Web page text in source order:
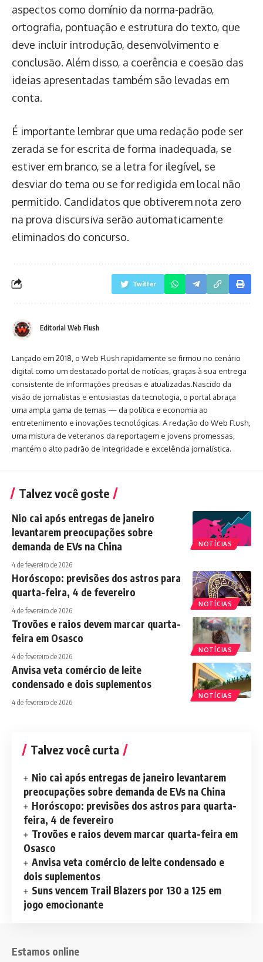
aspectos como domínio da norma-padrão,
ortografia, pontuação e estrutura do texto, que
deve incluir introdução, desenvolvimento e
conclusão. Além disso, a coerência e coesão das
ideias apresentadas também são levadas em
conta.
É importante lembrar que uma redação pode ser
zerada se for escrita de forma inadequada, se
estiver em branco, se a letra for ilegível, se
desviar do tema ou se for redigida em local não
permitido. Candidatos que obtiverem nota zero
na prova discursiva serão automaticamente
eliminados do concurso.
Twitter
Editorial Web Flush
Lançado em 2018, o Web Flush rapidamente se firmou no cenário
digital como um destacado portal de notícias, graças à sua entrega
consistente de informações precisas e atualizadas.Nascido da
visão de jornalistas e entusiastas da tecnologia, o portal abraça
uma ampla gama de temas — da política e economia ao
entretenimento e inovações tecnológicas. A redação do Web Flush,
uma mistura de veteranos da reportagem e jovens promessas,
mantém o alto padrão de integridade e excelência jornalística.
Talvez você goste
NOTÍCIAS
Nio cai após entregas de janeiro
levantarem preocupações sobre
demanda de EVs na China
4 de fevereiro de 2026
NOTÍCIAS
Horóscopo: previsões dos astros para
quarta-feira, 4 de fevereiro
4 de fevereiro de 2026
NOTÍCIAS
Trovões e raios devem marcar quarta-
feira em Osasco
4 de fevereiro de 2026
NOTÍCIAS
Anvisa veta comércio de leite
condensado e dois suplementos
4 de fevereiro de 2026
Talvez você curta
Nio cai após entregas de janeiro levantarem
preocupações sobre demanda de EVs na China
Horóscopo: previsões dos astros para quarta-
feira, 4 de fevereiro
Trovões e raios devem marcar quarta-feira em
Osasco
Anvisa veta comércio de leite condensado e
dois suplementos
Suns vencem Trail Blazers por 130 a 125 em
jogo emocionante
Estamos online